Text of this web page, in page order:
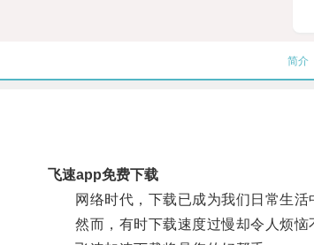
简介
飞速app免费下载
网络时代，下载已成为我们日常生活
然而，有时下载速度过慢却令人烦恼